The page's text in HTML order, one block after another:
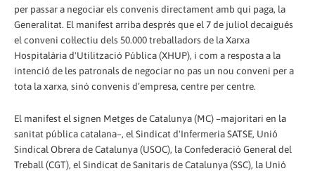
per passar a negociar els convenis directament amb qui paga, la
Generalitat. El manifest arriba després que el 7 de juliol decaigués
el conveni col·lectiu dels 50.000 treballadors de la Xarxa
Hospitalària d'Utilització Pública (XHUP), i com a resposta a la
intenció de les patronals de negociar no pas un nou conveni per a
tota la xarxa, sinó convenis d’empresa, centre per centre.
El manifest el signen Metges de Catalunya (MC) –majoritari en la
sanitat pública catalana–, el Sindicat d'Infermeria SATSE, Unió
Sindical Obrera de Catalunya (USOC), la Confederació General del
Treball (CGT), el Sindicat de Sanitaris de Catalunya (SSC), la Unió